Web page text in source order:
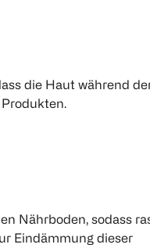
die Haut während
Nährboden, sodass
Eindämmung dieser